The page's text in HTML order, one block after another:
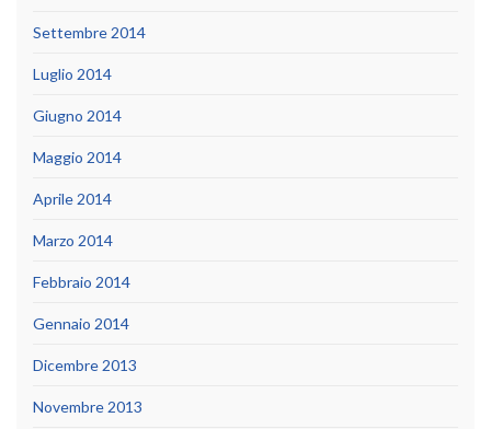
Settembre 2014
Luglio 2014
Giugno 2014
Maggio 2014
Aprile 2014
Marzo 2014
Febbraio 2014
Gennaio 2014
Dicembre 2013
Novembre 2013